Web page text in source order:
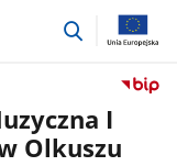
przejdź
I
Olkuszu